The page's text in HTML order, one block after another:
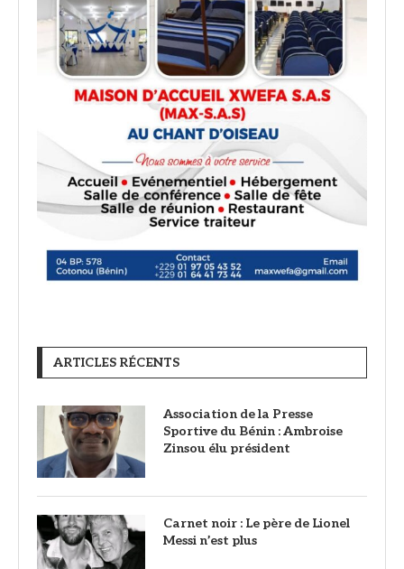
ARTICLES RÉCENTS
Association de la Presse
Sportive du Bénin : Ambroise
Zinsou élu président
Carnet noir : Le père de Lionel
Messi n’est plus